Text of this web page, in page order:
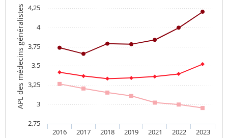
APL des médecins généralistes
2016 2017 2018 2019 2021 2022 2023
2,75
3
3,25
3,5
3,75
4
4,25